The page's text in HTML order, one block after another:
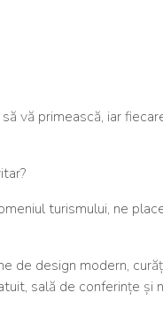
vă primească, iar
turismului, ne
de design modern,
sală de conferințe și